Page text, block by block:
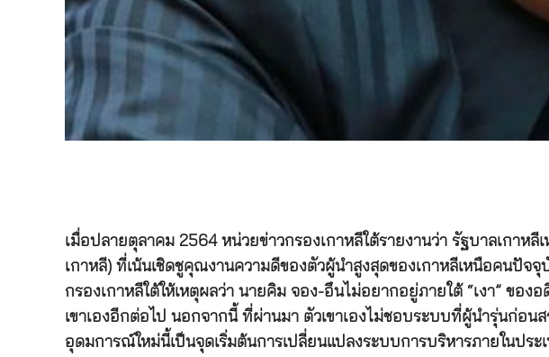
เมื่อปลายตุลาคม 2564 หน่วยข่าวกรองเกาหลีใต้รายงานว่า รัฐบาลเกาห
เกาหลี) ที่เน้นเชิดชูคุณงานความดีของตัวผู้นำสูงสุดของเกาหลีเหนือคนปั
กรองเกาหลีใต้ให้เหตุผลว่า นายคิม จอง-อึนไม่อยากอยู่ภายใต้ “เงา” ข
เขาเองอีกต่อไป นอกจากนี้ ที่ผ่านมา ตัวเขาเองไม่ชอบระบบที่ผู้นำรุ่นก่อน
อุดมการณ์ใหม่นี้เป็นจุดเริ่มต้นการเปลี่ยนแปลงระบบการบริหารภายในประเ